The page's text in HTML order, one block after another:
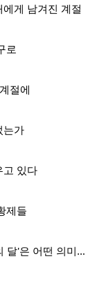
게 남겨진 계절
로
절에
는가
고 있다
제들
미주 한인 1인 가구 시대, 우리에게 '가정의 달'은 어떤 의미인가